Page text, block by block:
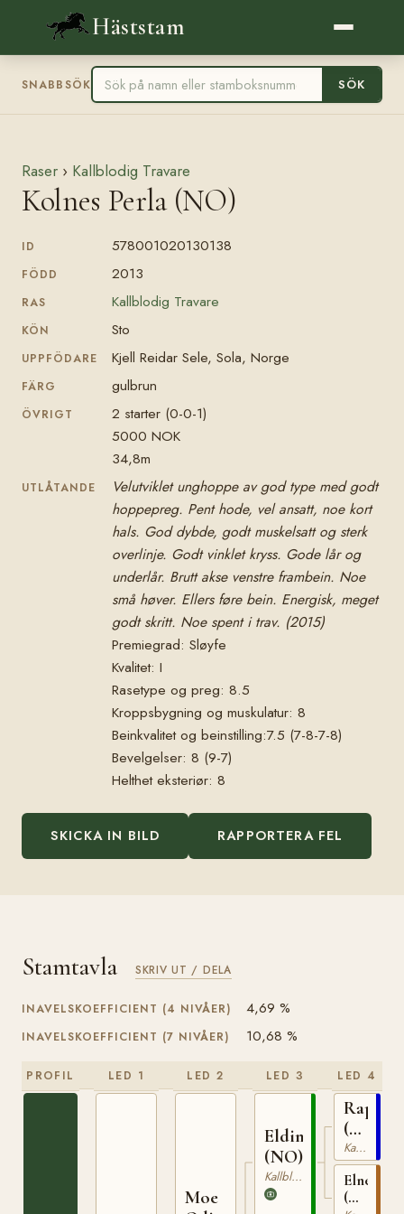
Häststam
SNABBSÖK SÖK
Raser › Kallblodig Travare
Kolnes Perla (NO)
ID 578001020130138
FÖDD 2013
RAS Kallblodig Travare
KÖN Sto
UPPFÖDARE Kjell Reidar Sele, Sola, Norge
FÄRG gulbrun
ÖVRIGT
2 starter (0-0-1)
5000 NOK
34,8m
UTLÅTANDE
Velutviklet unghoppe av god type med godt
hoppepreg. Pent hode, vel ansatt, noe kort
hals. God dybde, godt muskelsatt og sterk
overlinje. Godt vinklet kryss. Gode lår og
underlår. Brutt akse venstre frambein. Noe
små høver. Ellers føre bein. Energisk, meget
godt skritt. Noe spent i trav. (2015)
Premiegrad: Sløyfe
Kvalitet: I
Rasetype og preg: 8.5
Kroppsbygning og muskulatur: 8
Beinkvalitet og beinstilling:7.5 (7-8-7-8)
Bevelgelser: 8 (9-7)
Helthet eksteriør: 8
SKICKA IN BILD RAPPORTERA FEL
Stamtavla SKRIV UT / DELA
INAVELSKOEFFICIENT (4 NIVÅER) 4,69 %
INAVELSKOEFFICIENT (7 NIVÅER) 10,68 %
PROFIL LED 1 LED 2
Moe
LED 3
Elding
(NO)
Kallblodig Travare
LED 4
(NO)
NT
75
Kallblodig Travare
Elnett
(NO)